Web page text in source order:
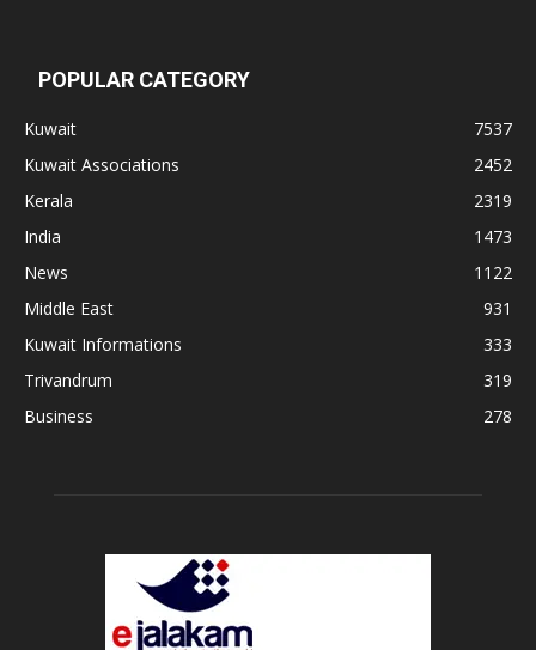
POPULAR CATEGORY
Kuwait
7537
Kuwait Associations
2452
Kerala
2319
India
1473
News
1122
Middle East
931
Kuwait Informations
333
Trivandrum
319
Business
278